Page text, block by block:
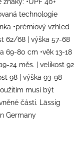
technologie
•prémiový vzhled
62/68 | výška 57-68
69-80 cm •věk 13-18
24 měs. | velikost 92
98 | výška 93-98
musí být
části. Lässig
Germany